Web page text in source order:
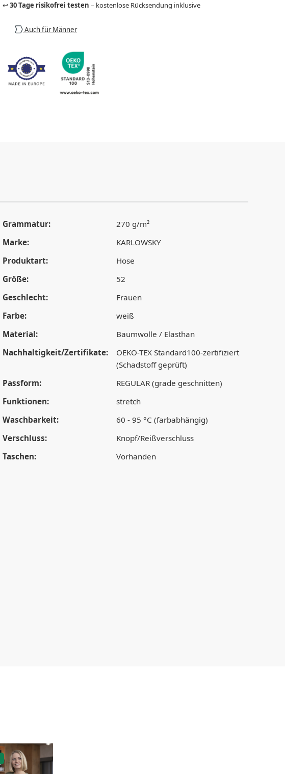
↩️ 30 Tage risikofrei testen – kostenlose Rücksendung inklusive
Auch für Männer
Grammatur:
270 g/m²
Marke:
KARLOWSKY
Produktart:
Hose
Größe:
52
Geschlecht:
Frauen
Farbe:
weiß
Material:
Baumwolle / Elasthan
Nachhaltigkeit/Zertifikate:
OEKO-TEX Standard100-zertifiziert
(Schadstoff geprüft)
Passform:
REGULAR (grade geschnitten)
Funktionen:
stretch
Waschbarkeit:
60 - 95 °C (farbabhängig)
Verschluss:
Knopf/Reißverschluss
Taschen:
Vorhanden